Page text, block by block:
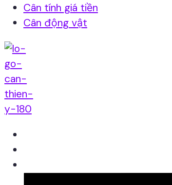
Cân tính giá tiền
Cân động vật